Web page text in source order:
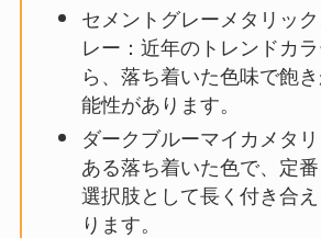
セメントグレーメタリッ
レー：近年のトレンドカ
ら、落ち着いた色味で飽
能性があります。
ダークブルーマイカメタ
ある落ち着いた色で、定
選択肢として長く付き合
ります。